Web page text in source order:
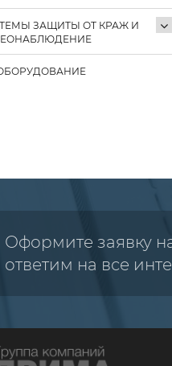
ЗАЩИТЫ ОТ КРАЖ И
Оформите заявку
ответим на все